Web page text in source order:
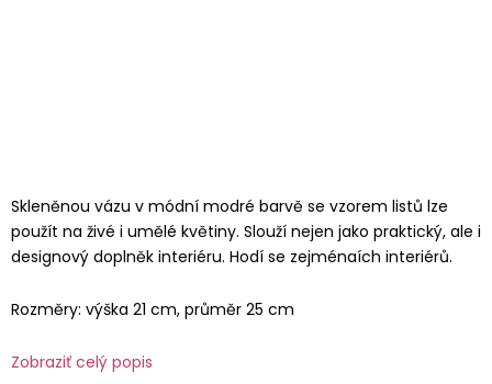
Skleněnou vázu v módní modré barvě se vzorem listů lze
použít na živé i umělé květiny. Slouží nejen jako praktický, ale i
designový doplněk interiéru. Hodí se zejménaích interiérů.
Rozměry: výška 21 cm, průměr 25 cm
Zobraziť celý popis